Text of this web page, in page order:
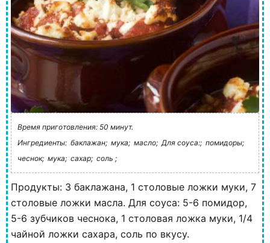
Время приготовления: 50 минут.
Ингредиенты: баклажан; мука; масло; Для соуса:; помидоры;
чеснок; мука; сахар; соль ;
Продукты: 3 баклажана, 1 столовые ложки муки, 7
столовые ложки масла. Для соуса: 5-6 помидор,
5-6 зубчиков чеснока, 1 столовая ложка муки, 1/4
чайной ложки сахара, соль по вкусу.